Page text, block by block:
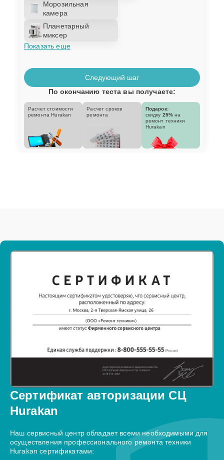
Морозильная
камера
Планетарный
миксер
Показать еще
Следующий шаг
По окончанию теста вы получаете:
Расчет стоимости
ремонта Hurakan
Расчет сроков
ремонта
Подарок:
скидку 25% на
ремонт техники
Hurakan
Сертификат авторизации СЦ
Hurakan
Наш сервисный центр обладает всеми необходимыми для
осуществления профессионального ремонта техники
Hurakan сертификатами: